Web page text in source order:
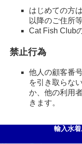
はじめての方
以降のご住所
Cat Fish Club
禁止行為
他人の顧客番
を引き取らな
か、他の利用
きます。
輸入水